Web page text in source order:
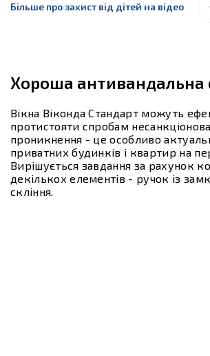
Більше про захист від дітей на відео
Хороша антивандальна
Вікна Віконда Стандарт можуть
протистояти спробам
проникнення - це особливо
приватних будинків і квартир на
Вирішується завдання за рахунок
декількох елементів - ручок із
скління.